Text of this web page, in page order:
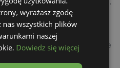
systemuHACCP, Dobrej
(GHP) i Produkcyjnej
sanitarno-
personelu. Wszystkie te
są absolutnie kluczowe.
wyrażasz zgodę
nas wszystkich plików
naszej
Dowiedz się więcej